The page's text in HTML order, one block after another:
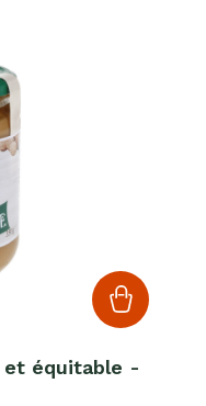
et équitable -